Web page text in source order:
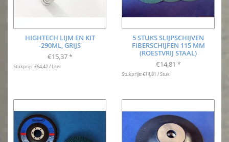
HIGHTECH LIJM EN KIT
-290ML, GRIJS
€15,37 *
Stukprijs: €64,42 / Liter
5 STUKS SLIJPSCHIJVEN
FIBERSCHIJFEN 115 MM
(ROESTVRIJ STAAL)
€14,81 *
Stukprijs: €14,81 / Stuk